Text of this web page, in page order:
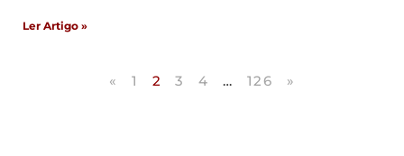
Ler Artigo »
« 1 2 3 4 … 126 »